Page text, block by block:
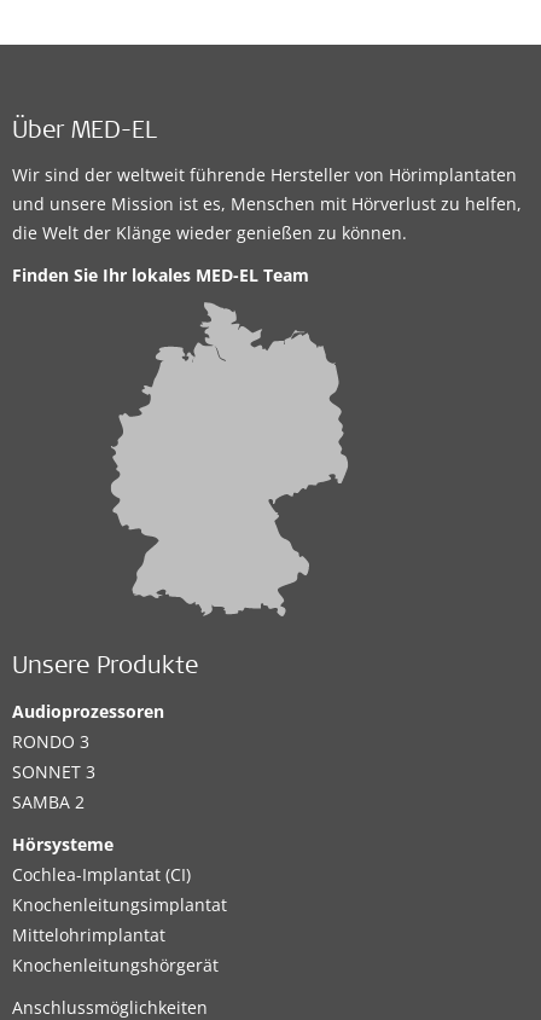
Über MED-EL
Wir sind der weltweit führende Hersteller von Hörimplantaten
und unsere Mission ist es, Menschen mit Hörverlust zu helfen,
die Welt der Klänge wieder genießen zu können.
Finden Sie Ihr lokales MED-EL Team
Unsere Produkte
Audioprozessoren
RONDO 3
SONNET 3
SAMBA 2
Hörsysteme
Cochlea-Implantat (CI)
Knochenleitungsimplantat
Mittelohrimplantat
Knochenleitungshörgerät
Anschlussmöglichkeiten